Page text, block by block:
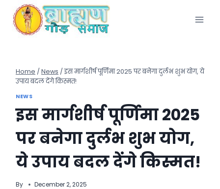
content
Home / News / इस मार्गशीर्ष पूर्णिमा 2025 पर बनेगा दुर्लभ शुभ योग, ये
उपाय बदल देंगे किस्मत!
NEWS
इस मार्गशीर्ष पूर्णिमा 2025
पर बनेगा दुर्लभ शुभ योग,
ये उपाय बदल देंगे किस्मत!
By December 2, 2025